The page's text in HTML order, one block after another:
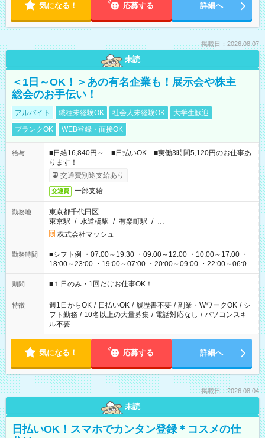
気になる！ 応募する 詳細へ
掲載日：2026.08.07
未読
＜1日～OK！＞あの有名企業も！展示会や株主
総会のお手伝い！
アルバイト 職種未経験OK 社会人未経験OK
大学生歓迎
ブランクOK
WEB登録・面接OK
給与
■日給16,840円～ ■日払いOK ■実働3時間5,120円のお仕事あ
ります！
交通費別途支給あり
交通費 一部支給
勤務地
東京都千代田区
東京駅 / 水道橋駅 / 有楽町駅 / …
株式会社マッシュ
勤務時間
■シフト例 ・07:00～19:30 ・09:00～12:00 ・10:00～17:00 ・
18:00～23:00 ・19:00～07:00 ・20:00～09:00 ・22:00～06:00
etc ★最短で3時間で5,120円のお仕事から 15時間で2万円近く稼
げるお仕事も！ ご希望のお時間に合わせてご紹介！ ※シフトは
ください！
期間 ■１日のみ・1回だけお仕事OK！
特徴 週1日からOK / 日払いOK / 履歴書不要 / 副業・WワークOK / シ
フト勤務 / 10名以上の大量募集 / 電話対応なし / パソコンスキ
ル不要
気になる！ 応募する 詳細へ
掲載日：2026.08.04
未読
日払いOK！スマホでカンタン登録＊コスメの仕